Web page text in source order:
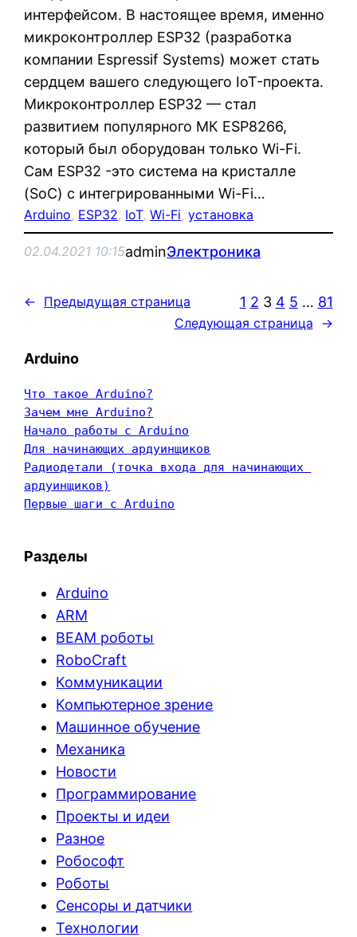
интерфейсом. В настоящее время, именно
микроконтроллер ESP32 (разработка
компании Espressif Systems) может стать
сердцем вашего следующего IoT-проекта.
Микроконтроллер ESP32 — стал
развитием популярного МК ESP8266,
который был оборудован только Wi-Fi.
Сам ESP32 -это система на кристалле
(SoC) с интегрированными Wi-Fi…
Arduino, ESP32, IoT, Wi-Fi, установка
02.04.2021 10:15adminЭлектроника
← Предыдущая страница 1 2 3 4 5 … 81
Следующая страница →
Arduino
Что такое Arduino?
Зачем мне Arduino?
Начало работы с Arduino
Для начинающих ардуинщиков
Радиодетали (точка входа для начинающих
ардуинщиков)
Первые шаги с Arduino
Разделы
Arduino
ARM
BEAM роботы
RoboCraft
Коммуникации
Компьютерное зрение
Машинное обучение
Механика
Новости
Программирование
Проекты и идеи
Разное
Робософт
Роботы
Сенсоры и датчики
Технологии